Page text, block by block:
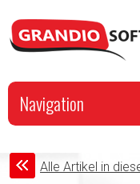
Navigation
Alle Artikel in